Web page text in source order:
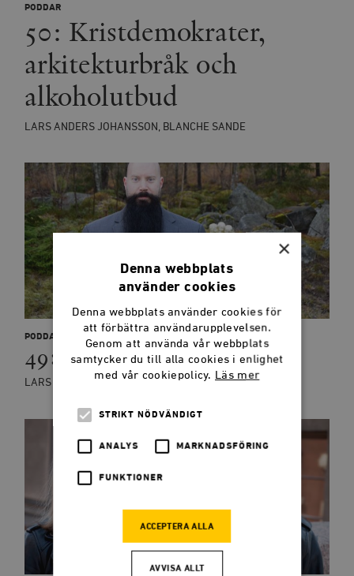
PODDAR
50: Kristdemokrater,
arkitekturbråk och
alkoholutbud
LARS ANDERS JOHANSSON, BLANCHE SANDE
PODDAR
49: Rickard Dahlin
LARS ANDERS JOHANSSON, BLANCHE SANDE
×
Denna webbplats
använder cookies
Denna webbplats använder cookies för
att förbättra användarupplevelsen.
Genom att använda vår webbplats
samtycker du till alla cookies i enlighet
med vår cookiepolicy. Läs mer
STRIKT NÖDVÄNDIGT
ANALYS MARKNADSFÖRING
FUNKTIONER
ACCEPTERA ALLA
AVVISA ALLT